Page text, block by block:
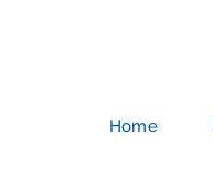
Home